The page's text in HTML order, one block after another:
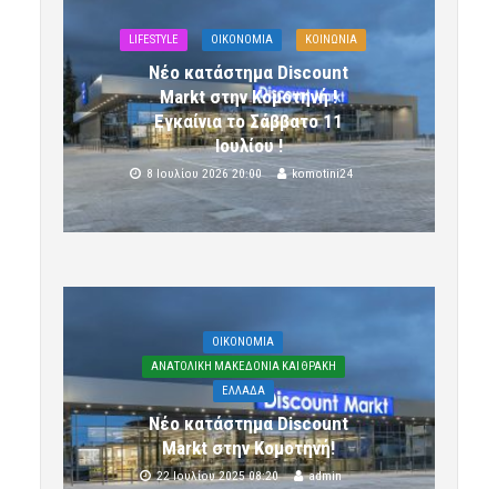
LIFESTYLE OIKONOMIA ΚΟΙΝΩΝΙΑ
Νέο κατάστημα Discount
Markt στην Κομοτηνή !
Εγκαίνια το Σάββατο 11
Ιουλίου !
8 Ιουλίου 2026 20:00 komotini24
OIKONOMIA
ΑΝΑΤΟΛΙΚΗ ΜΑΚΕΔΟΝΙΑ ΚΑΙ ΘΡΑΚΗ
ΕΛΛΑΔΑ
Νέο κατάστημα Discount
Markt στην Κομοτηνή!
22 Ιουλίου 2025 08:20 admin